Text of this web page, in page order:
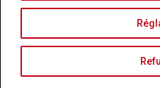
Mentions LégalesActes
Nous utilisons des cookies
expérience sur notre site,
aux médias sociaux et